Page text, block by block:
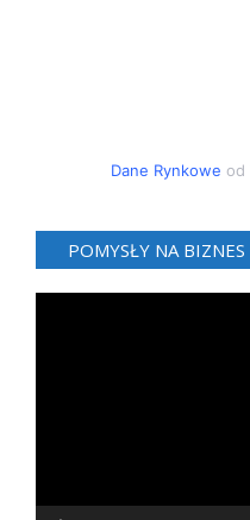
Dane Rynkowe od
POMYSŁY NA